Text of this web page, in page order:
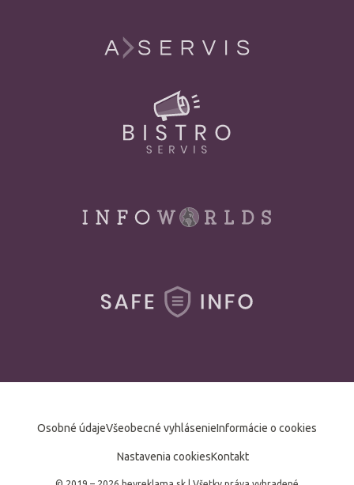
Osobné údajeVšeobecné vyhlásenieInformácie o cookies
Nastavenia cookiesKontakt